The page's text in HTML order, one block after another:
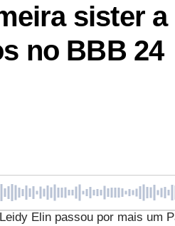
sister
no BBB 24
Elin passou por mais um